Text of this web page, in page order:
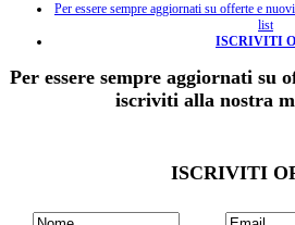
Per essere sempre aggiornati su offerte e
list
ISCRIVITI
Per essere sempre aggiornati su
iscriviti alla nostra
ISCRIVITI